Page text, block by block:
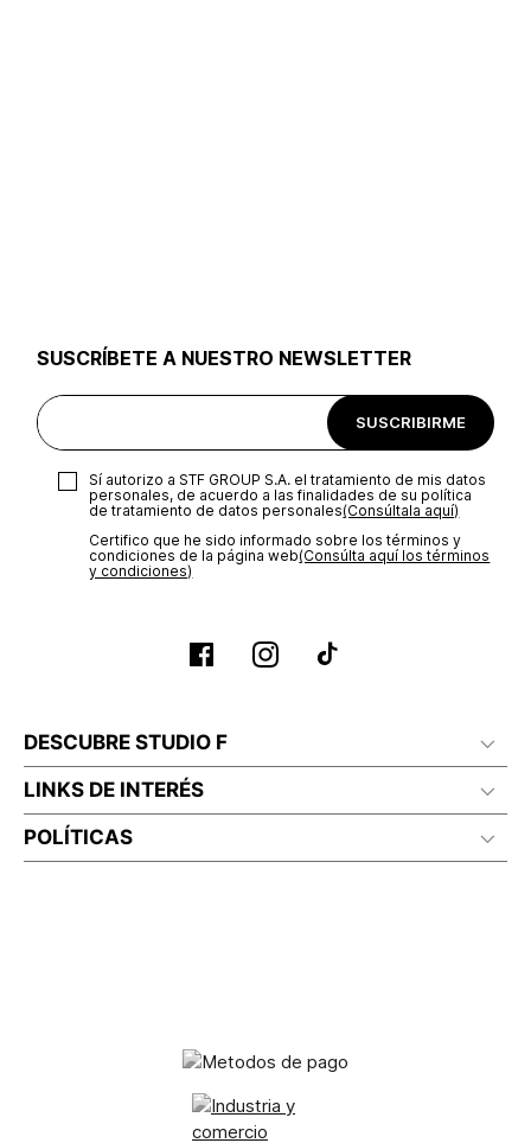
SUSCRÍBETE A NUESTRO NEWSLETTER
SUSCRIBIRME
Sí autorizo a STF GROUP S.A. el tratamiento de mis datos
personales, de acuerdo a las finalidades de su política
de tratamiento de datos personales‎(Consúltala aquí)
Certifico que he sido informado sobre los términos y
condiciones de la página web‎(Consúlta aquí los términos
y condiciones)
DESCUBRE STUDIO F
LINKS DE INTERÉS
POLÍTICAS